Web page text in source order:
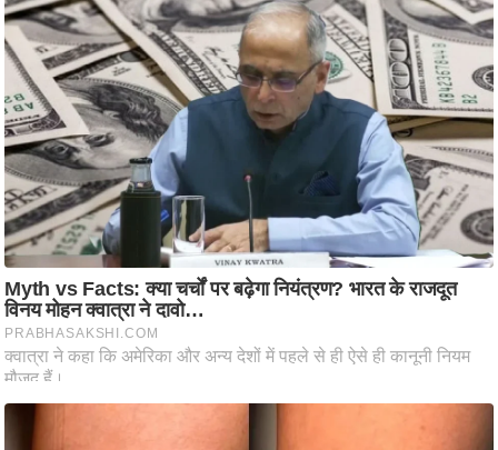
र
.
आ
ई
.
चा
य
प
र
स
मी
क्षा
ध
र्म
ज्यो